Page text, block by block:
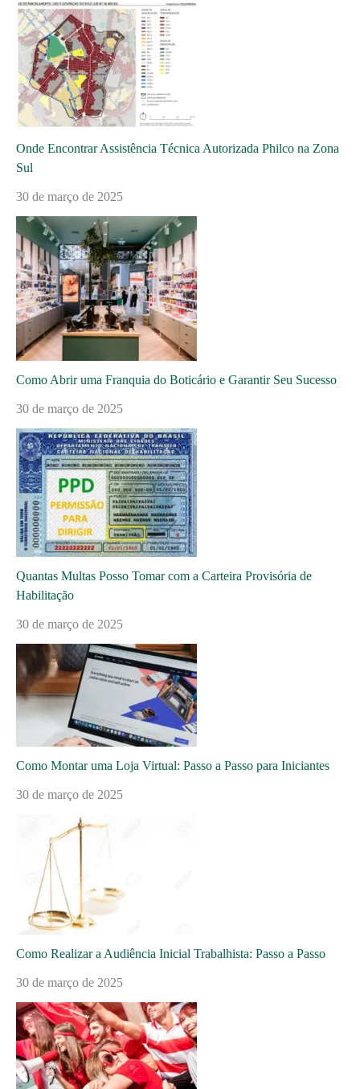
Onde Encontrar Assistência Técnica Autorizada Philco na Zona
Sul
30 de março de 2025
Como Abrir uma Franquia do Boticário e Garantir Seu Sucesso
30 de março de 2025
Quantas Multas Posso Tomar com a Carteira Provisória de
Habilitação
30 de março de 2025
Como Montar uma Loja Virtual: Passo a Passo para Iniciantes
30 de março de 2025
Como Realizar a Audiência Inicial Trabalhista: Passo a Passo
30 de março de 2025